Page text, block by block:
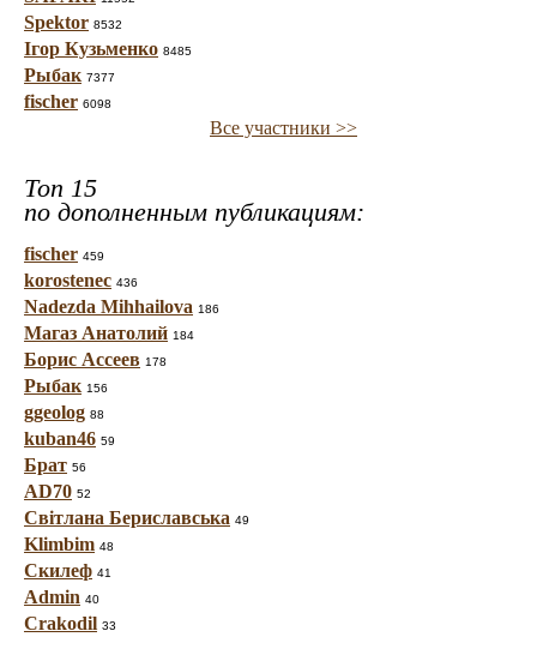
Spektor 8532
Ігор Кузьменко 8485
Рыбак 7377
fischer 6098
Все участники >>
Топ 15
по дополненным публикациям:
fischer 459
korostenec 436
Nadezda Mihhailova 186
Магаз Анатолий 184
Борис Ассеев 178
Рыбак 156
ggeolog 88
kuban46 59
Брат 56
AD70 52
Світлана Бериславська 49
Klimbim 48
Скилеф 41
Admin 40
Crakodil 33